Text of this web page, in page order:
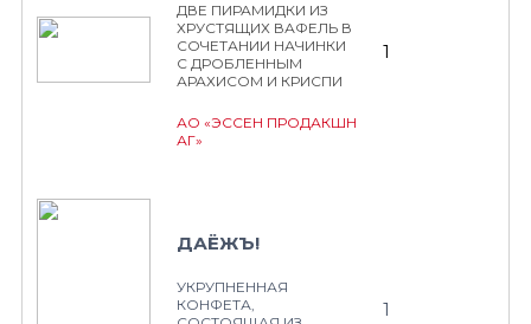
ДВЕ ПИРАМИДКИ ИЗ
ХРУСТЯЩИХ ВАФЕЛЬ В
СОЧЕТАНИИ НАЧИНКИ
С ДРОБЛЕННЫМ
АРАХИСОМ И КРИСПИ
АО «ЭССЕН ПРОДАКШН
АГ»
1
ДАЁЖЪ!
УКРУПНЕННАЯ
КОНФЕТА,
1